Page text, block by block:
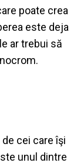
poate crea
este deja
ar trebui să
cei care îşi
unul dintre